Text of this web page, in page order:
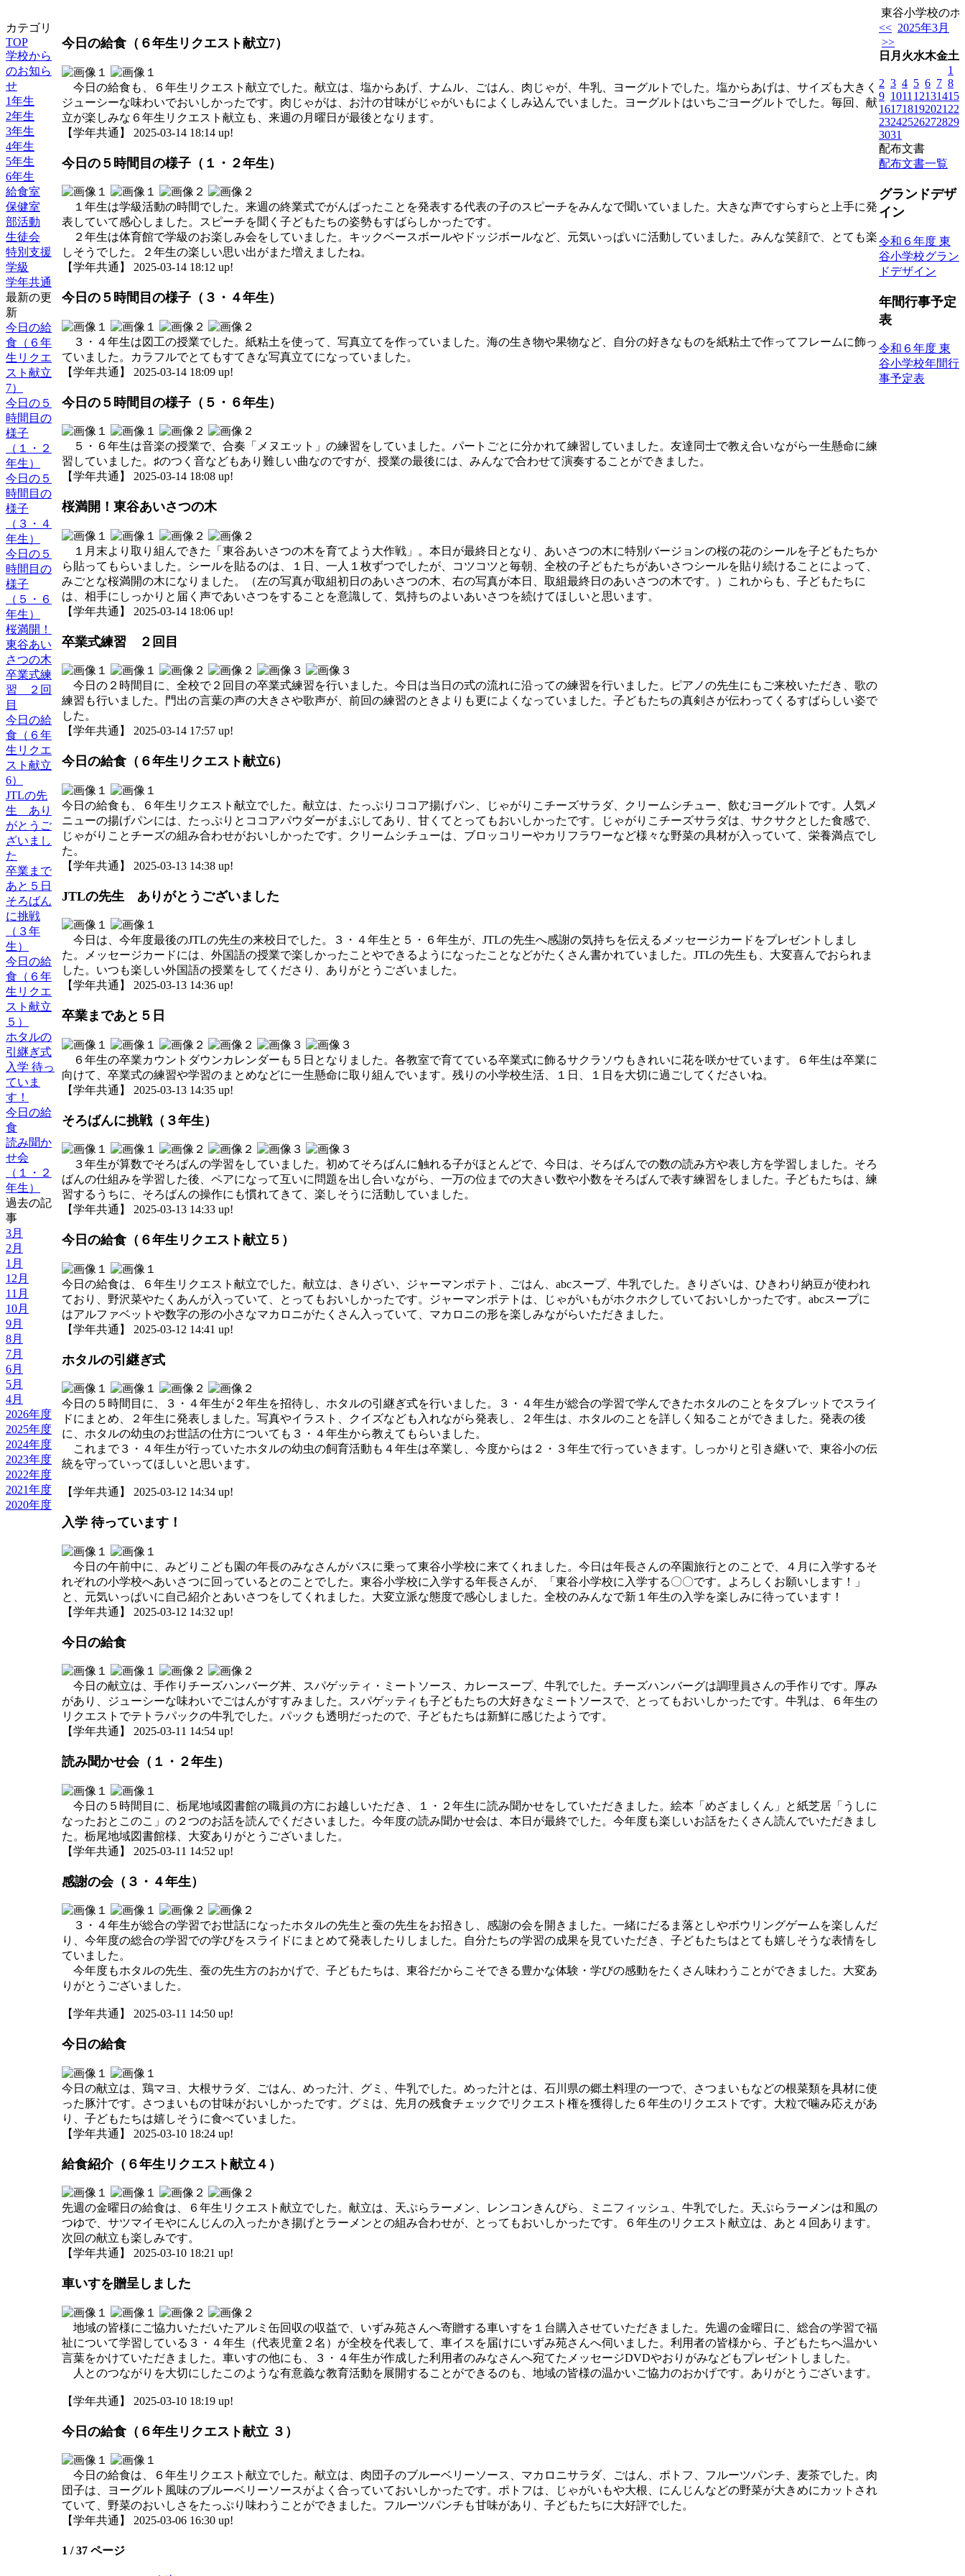
東谷小学校のホ
カテゴリ
TOP
学校から
のお知ら
せ
1年生
2年生
3年生
4年生
5年生
6年生
給食室
保健室
部活動
生徒会
特別支援
学級
学年共通
最新の更
新
今日の給
食（６年
生リクエ
スト献立
7）
今日の５
時間目の
様子
（１・２
年生）
今日の５
時間目の
様子
（３・４
年生）
今日の５
時間目の
様子
（５・６
年生）
桜満開！
東谷あい
さつの木
卒業式練
習 ２回
目
今日の給
食（６年
生リクエ
スト献立
6）
JTLの先
生 あり
がとうご
ざいまし
た
卒業まで
あと５日
そろばん
に挑戦
（３年
生）
今日の給
食（６年
生リクエ
スト献立
５）
ホタルの
引継ぎ式
入学 待っ
ていま
す！
今日の給
食
読み聞か
せ会
（１・２
年生）
過去の記
事
3月
2月
1月
12月
11月
10月
9月
8月
7月
6月
5月
4月
2026年度
2025年度
2024年度
2023年度
2022年度
2021年度
2020年度
今日の給食（６年生リクエスト献立7）
今日の給食も、６年生リクエスト献立でした。献立は、塩からあげ、ナムル、ごはん、肉じゃが、牛乳、ヨーグルトでした。塩からあげは、サイズも大きく
ジューシーな味わいでおいしかったです。肉じゃがは、お汁の甘味がじゃがいもによくしみ込んでいました。ヨーグルトはいちごヨーグルトでした。毎回、献
立が楽しみな６年生リクエスト献立も、来週の月曜日が最後となります。
【学年共通】 2025-03-14 18:14 up!
今日の５時間目の様子（１・２年生）
１年生は学級活動の時間でした。来週の終業式でがんばったことを発表する代表の子のスピーチをみんなで聞いていました。大きな声ですらすらと上手に発
表していて感心しました。スピーチを聞く子どもたちの姿勢もすばらしかったです。
２年生は体育館で学級のお楽しみ会をしていました。キックベースボールやドッジボールなど、元気いっぱいに活動していました。みんな笑顔で、とても楽
しそうでした。２年生の楽しい思い出がまた増えましたね。
【学年共通】 2025-03-14 18:12 up!
今日の５時間目の様子（３・４年生）
３・４年生は図工の授業でした。紙粘土を使って、写真立てを作っていました。海の生き物や果物など、自分の好きなものを紙粘土で作ってフレームに飾っ
ていました。カラフルでとてもすてきな写真立てになっていました。
【学年共通】 2025-03-14 18:09 up!
今日の５時間目の様子（５・６年生）
５・６年生は音楽の授業で、合奏「メヌエット」の練習をしていました。パートごとに分かれて練習していました。友達同士で教え合いながら一生懸命に練
習していました。♯のつく音などもあり難しい曲なのですが、授業の最後には、みんなで合わせて演奏することができました。
【学年共通】 2025-03-14 18:08 up!
桜満開！東谷あいさつの木
１月末より取り組んできた「東谷あいさつの木を育てよう大作戦」。本日が最終日となり、あいさつの木に特別バージョンの桜の花のシールを子どもたちか
ら貼ってもらいました。シールを貼るのは、１日、一人１枚ずつでしたが、コツコツと毎朝、全校の子どもたちがあいさつシールを貼り続けることによって、
みごとな桜満開の木になりました。（左の写真が取組初日のあいさつの木、右の写真が本日、取組最終日のあいさつの木です。）これからも、子どもたちに
は、相手にしっかりと届く声であいさつをすることを意識して、気持ちのよいあいさつを続けてほしいと思います。
【学年共通】 2025-03-14 18:06 up!
卒業式練習 ２回目
今日の２時間目に、全校で２回目の卒業式練習を行いました。今日は当日の式の流れに沿っての練習を行いました。ピアノの先生にもご来校いただき、歌の
練習も行いました。門出の言葉の声の大きさや歌声が、前回の練習のときよりも更によくなっていました。子どもたちの真剣さが伝わってくるすばらしい姿で
した。
【学年共通】 2025-03-14 17:57 up!
今日の給食（６年生リクエスト献立6）
今日の給食も、６年生リクエスト献立でした。献立は、たっぷりココア揚げパン、じゃがりこチーズサラダ、クリームシチュー、飲むヨーグルトです。人気メ
ニューの揚げパンには、たっぷりとココアパウダーがまぶしてあり、甘くてとってもおいしかったです。じゃがりこチーズサラダは、サクサクとした食感で、
じゃがりことチーズの組み合わせがおいしかったです。クリームシチューは、ブロッコリーやカリフラワーなど様々な野菜の具材が入っていて、栄養満点でし
た。
【学年共通】 2025-03-13 14:38 up!
JTLの先生 ありがとうございました
今日は、今年度最後のJTLの先生の来校日でした。３・４年生と５・６年生が、JTLの先生へ感謝の気持ちを伝えるメッセージカードをプレゼントしまし
た。メッセージカードには、外国語の授業で楽しかったことやできるようになったことなどがたくさん書かれていました。JTLの先生も、大変喜んでおられま
した。いつも楽しい外国語の授業をしてくださり、ありがとうございました。
【学年共通】 2025-03-13 14:36 up!
卒業まであと５日
６年生の卒業カウントダウンカレンダーも５日となりました。各教室で育てている卒業式に飾るサクラソウもきれいに花を咲かせています。６年生は卒業に
向けて、卒業式の練習や学習のまとめなどに一生懸命に取り組んでいます。残りの小学校生活、１日、１日を大切に過ごしてくださいね。
【学年共通】 2025-03-13 14:35 up!
そろばんに挑戦（３年生）
３年生が算数でそろばんの学習をしていました。初めてそろばんに触れる子がほとんどで、今日は、そろばんでの数の読み方や表し方を学習しました。そろ
ばんの仕組みを学習した後、ペアになって互いに問題を出し合いながら、一万の位までの大きい数や小数をそろばんで表す練習をしました。子どもたちは、練
習するうちに、そろばんの操作にも慣れてきて、楽しそうに活動していました。
【学年共通】 2025-03-13 14:33 up!
今日の給食（６年生リクエスト献立５）
今日の給食は、６年生リクエスト献立でした。献立は、きりざい、ジャーマンポテト、ごはん、abcスープ、牛乳でした。きりざいは、ひきわり納豆が使われ
ており、野沢菜やたくあんが入っていて、とってもおいしかったです。ジャーマンポテトは、じゃがいもがホクホクしていておいしかったです。abcスープに
はアルファベットや数字の形の小さなマカロニがたくさん入っていて、マカロニの形を楽しみながらいただきました。
【学年共通】 2025-03-12 14:41 up!
ホタルの引継ぎ式
今日の５時間目に、３・４年生が２年生を招待し、ホタルの引継ぎ式を行いました。３・４年生が総合の学習で学んできたホタルのことをタブレットでスライ
ドにまとめ、２年生に発表しました。写真やイラスト、クイズなども入れながら発表し、２年生は、ホタルのことを詳しく知ることができました。発表の後
に、ホタルの幼虫のお世話の仕方についても３・４年生から教えてもらいました。
これまで３・４年生が行っていたホタルの幼虫の飼育活動も４年生は卒業し、今度からは２・３年生で行っていきます。しっかりと引き継いで、東谷小の伝
統を守っていってほしいと思います。
【学年共通】 2025-03-12 14:34 up!
入学 待っています！
今日の午前中に、みどりこども園の年長のみなさんがバスに乗って東谷小学校に来てくれました。今日は年長さんの卒園旅行とのことで、４月に入学するそ
れぞれの小学校へあいさつに回っているとのことでした。東谷小学校に入学する年長さんが、「東谷小学校に入学する〇〇です。よろしくお願いします！」
と、元気いっぱいに自己紹介とあいさつをしてくれました。大変立派な態度で感心しました。全校のみんなで新１年生の入学を楽しみに待っています！
【学年共通】 2025-03-12 14:32 up!
今日の給食
今日の献立は、手作りチーズハンバーグ丼、スパゲッティ・ミートソース、カレースープ、牛乳でした。チーズハンバーグは調理員さんの手作りです。厚み
があり、ジューシーな味わいでごはんがすすみました。スパゲッティも子どもたちの大好きなミートソースで、とってもおいしかったです。牛乳は、６年生の
リクエストでテトラパックの牛乳でした。パックも透明だったので、子どもたちは新鮮に感じたようです。
【学年共通】 2025-03-11 14:54 up!
読み聞かせ会（１・２年生）
今日の５時間目に、栃尾地域図書館の職員の方にお越しいただき、１・２年生に読み聞かせをしていただきました。絵本「めざましくん」と紙芝居「うしに
なったおとこのこ」の２つのお話を読んでくださいました。今年度の読み聞かせ会は、本日が最終でした。今年度も楽しいお話をたくさん読んでいただきまし
た。栃尾地域図書館様、大変ありがとうございました。
【学年共通】 2025-03-11 14:52 up!
感謝の会（３・４年生）
３・４年生が総合の学習でお世話になったホタルの先生と蚕の先生をお招きし、感謝の会を開きました。一緒にだるま落としやボウリングゲームを楽しんだ
り、今年度の総合の学習での学びをスライドにまとめて発表したりしました。自分たちの学習の成果を見ていただき、子どもたちはとても嬉しそうな表情をし
ていました。
今年度もホタルの先生、蚕の先生方のおかげで、子どもたちは、東谷だからこそできる豊かな体験・学びの感動をたくさん味わうことができました。大変あ
りがとうございました。
【学年共通】 2025-03-11 14:50 up!
今日の給食
今日の献立は、鶏マヨ、大根サラダ、ごはん、めった汁、グミ、牛乳でした。めった汁とは、石川県の郷土料理の一つで、さつまいもなどの根菜類を具材に使
った豚汁です。さつまいもの甘味がおいしかったです。グミは、先月の残食チェックでリクエスト権を獲得した６年生のリクエストです。大粒で噛み応えがあ
り、子どもたちは嬉しそうに食べていました。
【学年共通】 2025-03-10 18:24 up!
給食紹介（６年生リクエスト献立４）
先週の金曜日の給食は、６年生リクエスト献立でした。献立は、天ぷらラーメン、レンコンきんぴら、ミニフィッシュ、牛乳でした。天ぷらラーメンは和風の
つゆで、サツマイモやにんじんの入ったかき揚げとラーメンとの組み合わせが、とってもおいしかったです。６年生のリクエスト献立は、あと４回あります。
次回の献立も楽しみです。
【学年共通】 2025-03-10 18:21 up!
車いすを贈呈しました
地域の皆様にご協力いただいたアルミ缶回収の収益で、いずみ苑さんへ寄贈する車いすを１台購入させていただきました。先週の金曜日に、総合の学習で福
祉について学習している３・４年生（代表児童２名）が全校を代表して、車イスを届けにいずみ苑さんへ伺いました。利用者の皆様から、子どもたちへ温かい
言葉をかけていただきました。車いすの他にも、３・４年生が作成した利用者のみなさんへ宛てたメッセージDVDやおりがみなどもプレゼントしました。
人とのつながりを大切にしたこのような有意義な教育活動を展開することができるのも、地域の皆様の温かいご協力のおかげです。ありがとうございます。
【学年共通】 2025-03-10 18:19 up!
今日の給食（６年生リクエスト献立 ３）
今日の給食は、６年生リクエスト献立でした。献立は、肉団子のブルーベリーソース、マカロニサラダ、ごはん、ポトフ、フルーツパンチ、麦茶でした。肉
団子は、ヨーグルト風味のブルーベリーソースがよく合っていておいしかったです。ポトフは、じゃがいもや大根、にんじんなどの野菜が大きめにカットされ
ていて、野菜のおいしさをたっぷり味わうことができました。フルーツパンチも甘味があり、子どもたちに大好評でした。
【学年共通】 2025-03-06 16:30 up!
1 / 37 ページ
<< 2025年3月
>>
日 月 火水木金土
1
2 3 4 5 6 7 8
9 1011 12131415
161718192021 22
23242526272829
3031
配布文書
配布文書一覧
グランドデザ
イン
令和６年度 東
谷小学校グラン
ドデザイン
年間行事予定
表
令和６年度 東
谷小学校年間行
事予定表